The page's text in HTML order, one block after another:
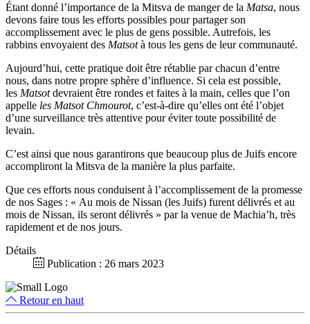
Étant donné l’importance de la Mitsva de manger de la Matsa, nous
devons faire tous les efforts possibles pour partager son
accomplissement avec le plus de gens possible. Autrefois, les
rabbins envoyaient des Matsotà tous les gens de leur communauté.
Aujourd’hui, cette pratique doit être rétablie par chacun d’entre
nous, dans notre propre sphère d’influence. Si cela est possible,
les Matsotdevraient être rondes et faites à la main, celles que l’on
appelle les Matsot Chmourot, c’est-à-dire qu’elles ont été l’objet
d’une surveillance très attentive pour éviter toute possibilité de
levain.
C’est ainsi que nous garantirons que beaucoup plus de Juifs encore
accompliront la Mitsva de la manière la plus parfaite.
Que ces efforts nous conduisent à l’accomplissement de la promesse
de nos Sages : « Au mois de Nissan (les Juifs) furent délivrés et au
mois de Nissan, ils seront délivrés » par la venue de Machia’h, très
rapidement et de nos jours.
Détails
Publication : 26 mars 2023
Retour en haut